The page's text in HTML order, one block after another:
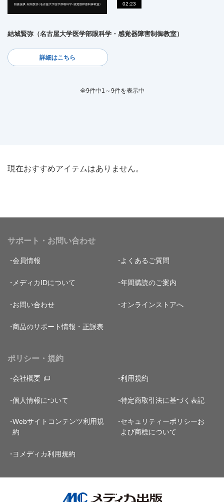
02:23
結城賢弥（名古屋大学医学部眼科学・感覚器障害制御教室）
詳細はこちら
全9件中1～9件を表示中
現在おすすめアイテムはありません。
サポート・お問い合わせ
会員情報 よくあるご質問
メディカIDについて 年間購読のご案内
お問い合わせ オンラインストアへ
商品のサポート情報・正誤表
ポリシー・規約
会社概要 利用規約
個人情報について 特定商取引法に基づく表記
Webサイトコンテンツ利用規
約
セキュリティーポリシーお
よび商標について
ヨメディカ利用規約